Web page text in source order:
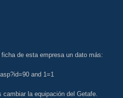
de esta empresa un dato más:
and 1=1
la equipación del Getafe.